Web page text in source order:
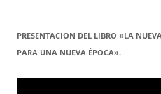
PRESENTACION DEL LIBRO «LA
PARA UNA NUEVA ÉPOCA».